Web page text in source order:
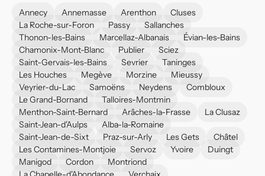
Annecy Annemasse Arenthon
Cluses
La Roche-sur-Foron
Passy
Sallanches
Thonon-les-Bains
Marcellaz-Albanais
Évian-les-Bains
Chamonix-Mont-Blanc
Publier
Sciez
Saint-Gervais-les-Bains
Sevrier
Taninges
Les Houches
Megève Morzine
Mieussy
Veyrier-du-Lac
Samoëns Neydens
Combloux
Le Grand-Bornand
Talloires-Montmin
Menthon-Saint-Bernard
Arâches-la-Frasse
La Clusaz
Saint-Jean-d'Aulps
Alba-la-Romaine
Saint-Jean-de-Sixt
Praz-sur-Arly Les Gets
Châtel
Les Contamines-Montjoie
Servoz Yvoire
Duingt
Manigod
Cordon
Montriond